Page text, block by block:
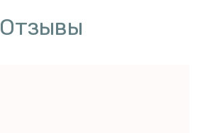
Отзывы